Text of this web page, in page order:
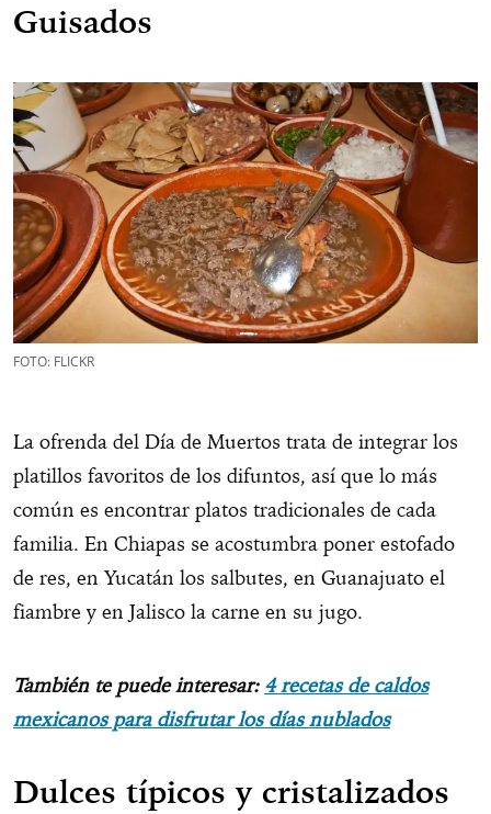
Guisados
FOTO: FLICKR
La ofrenda del Día de Muertos trata de integrar los
platillos favoritos de los difuntos, así que lo más
común es encontrar platos tradicionales de cada
familia. En Chiapas se acostumbra poner estofado
de res, en Yucatán los salbutes, en Guanajuato el
fiambre y en Jalisco la carne en su jugo.
También te puede interesar: 4 recetas de caldos
mexicanos para disfrutarlos días nublados
Dulces típicos y cristalizados